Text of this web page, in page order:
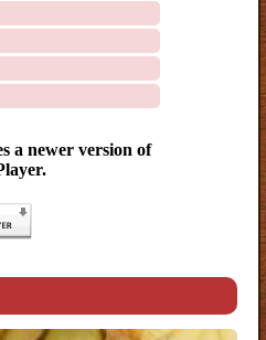
a newer version of